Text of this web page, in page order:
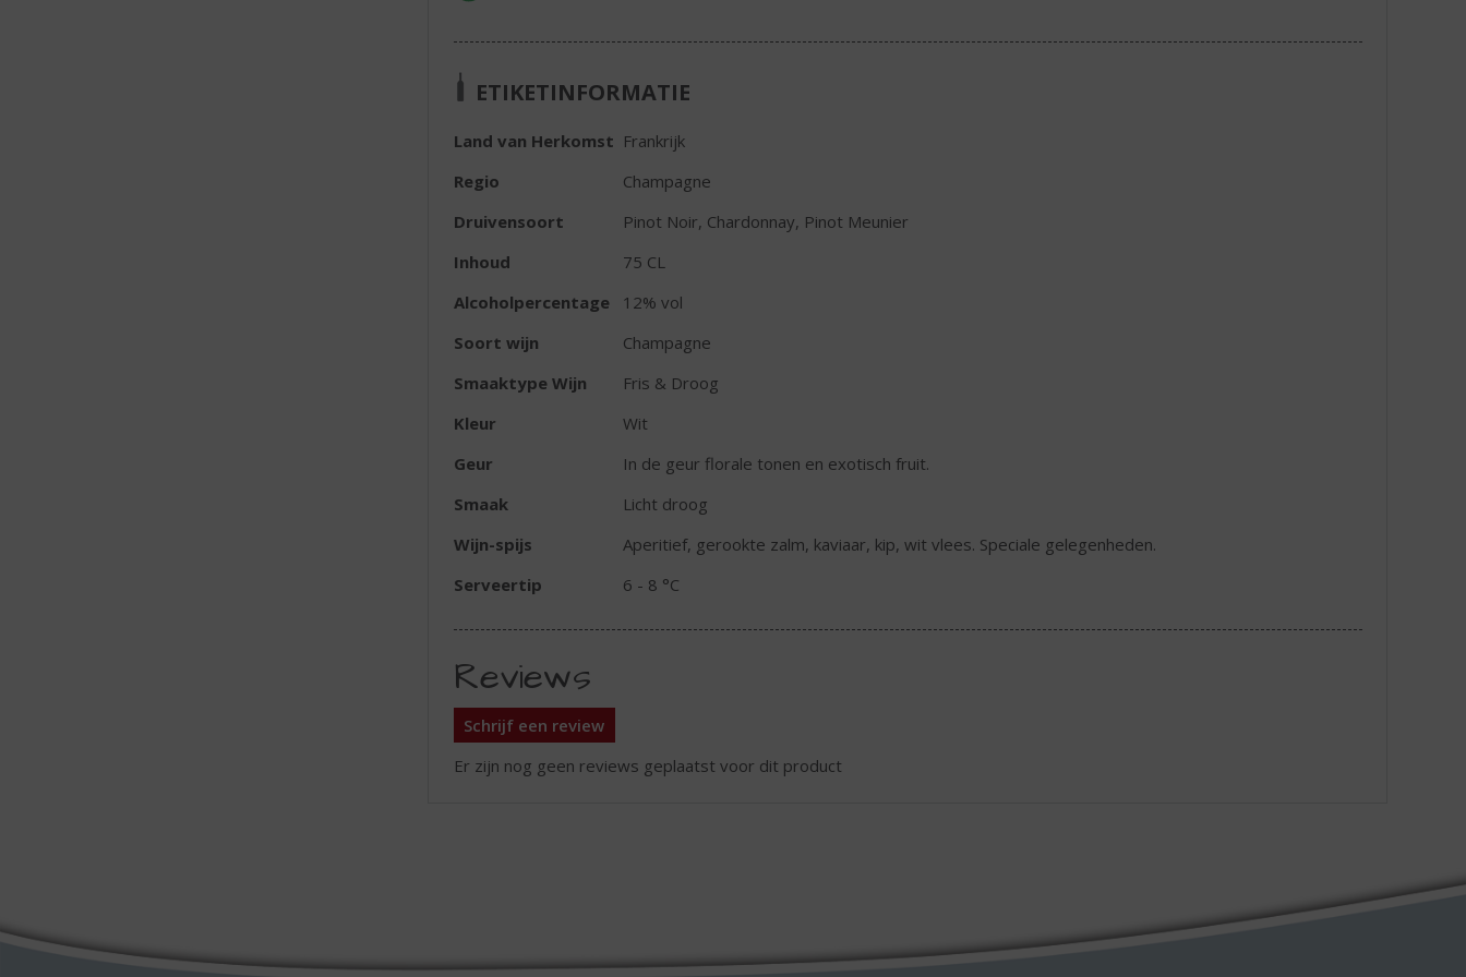
ETIKETINFORMATIE
Land van Herkomst Frankrijk
Regio
Champagne
Druivensoort
Pinot Noir, Chardonnay, Pinot Meunier
Inhoud
75 CL
Alcoholpercentage
12% vol
Soort wijn
Champagne
Smaaktype Wijn
Fris & Droog
Kleur
Wit
Geur
In de geur florale tonen en exotisch fruit.
Smaak
Licht droog
Wijn-spijs
Aperitief, gerookte zalm, kaviaar, kip, wit vlees. Speciale gelegenheden.
Serveertip
6 - 8 °C
Reviews
Schrijf een review
Er zijn nog geen reviews geplaatst voor dit product